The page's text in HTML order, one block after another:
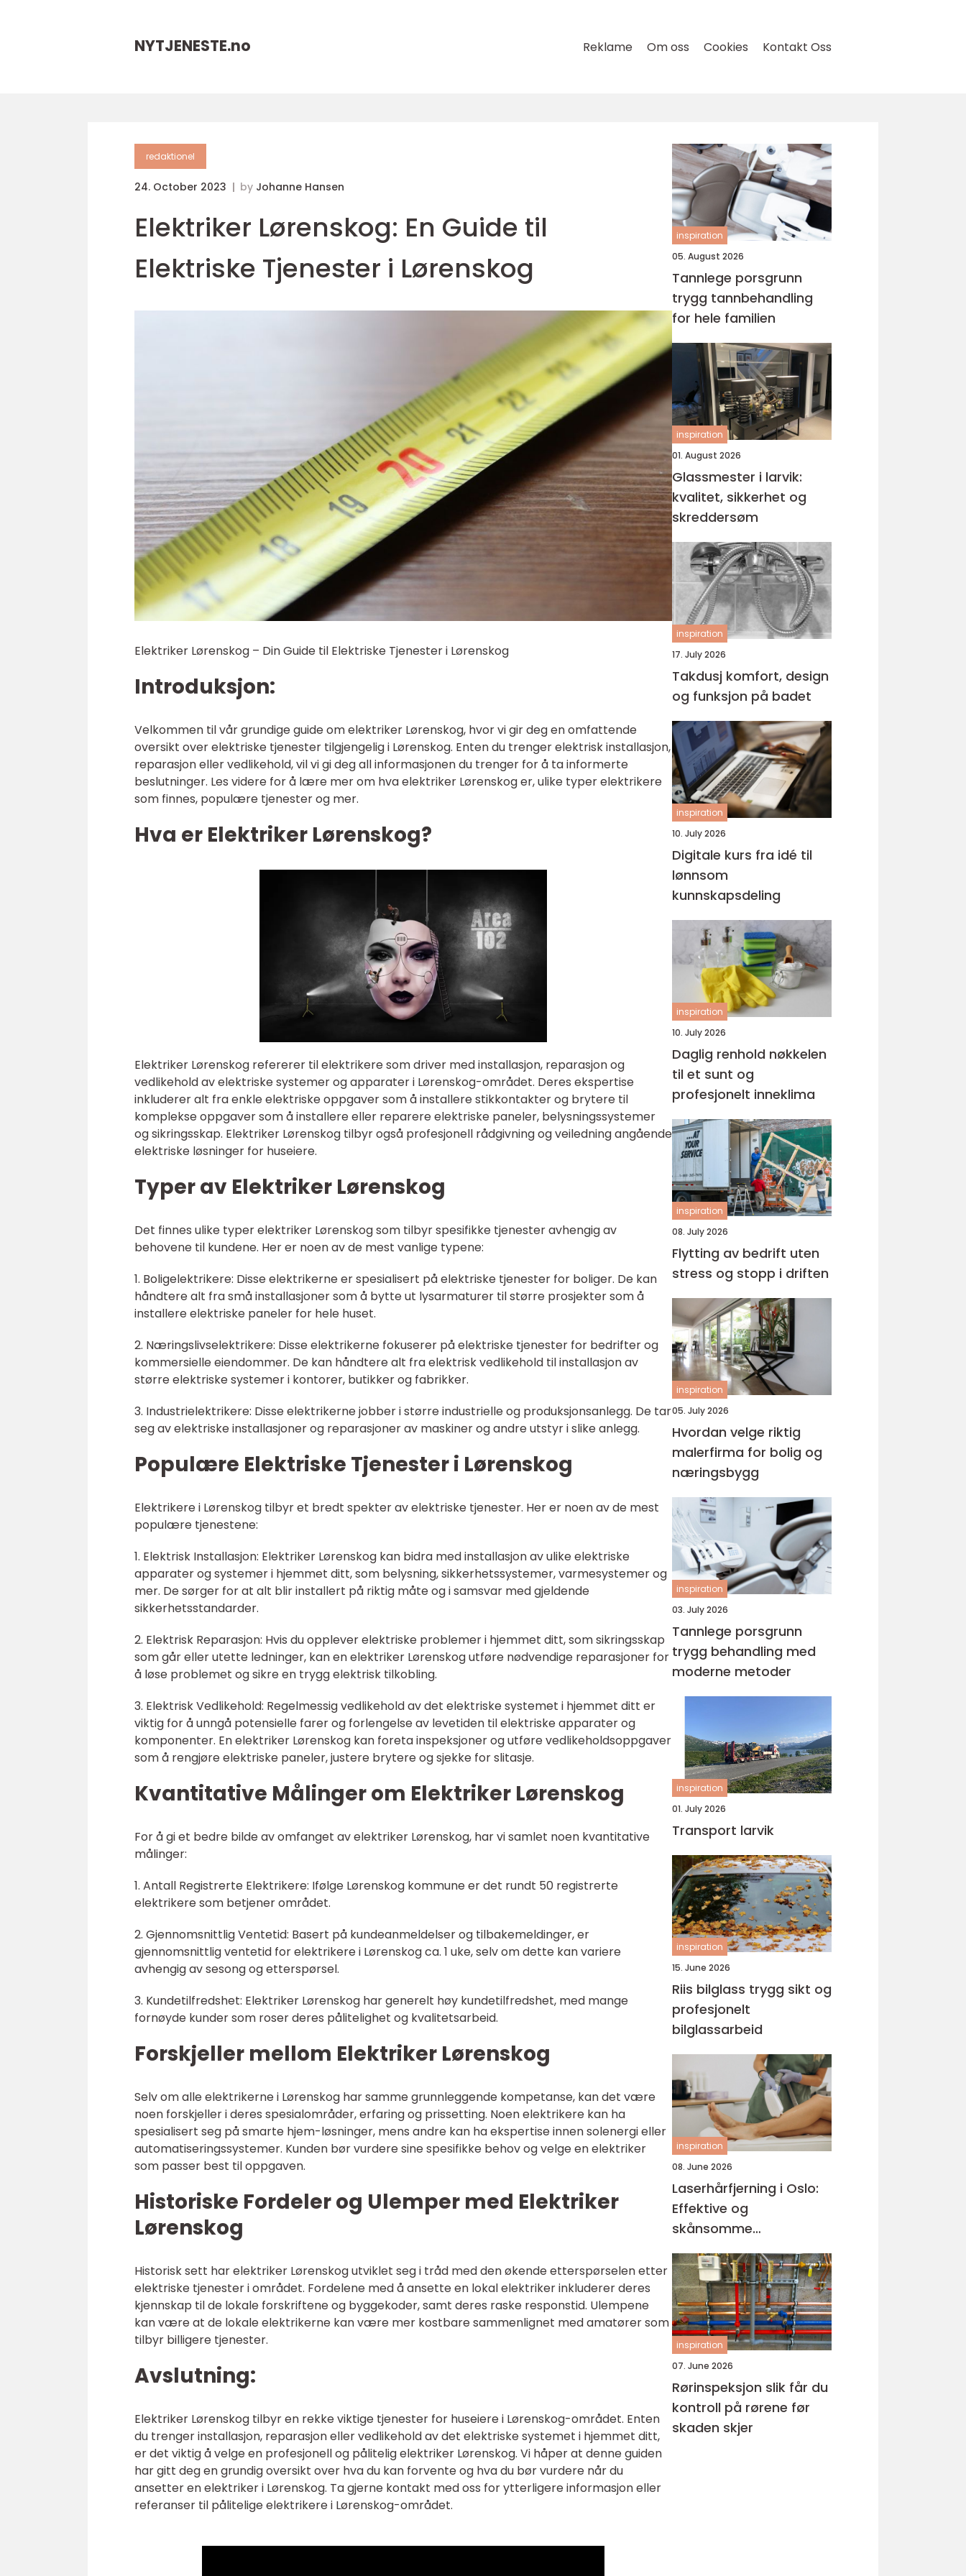
NYTJENESTE.no Reklame Om oss Cookies Kontakt Oss
redaktionel
24. October 2023 by Johanne Hansen
Elektriker Lørenskog: En Guide til
Elektriske Tjenester i Lørenskog
Elektriker Lørenskog – Din Guide til Elektriske Tjenester i Lørenskog
Introduksjon:
Velkommen til vår grundige guide om elektriker Lørenskog, hvor vi gir deg en omfattende
oversikt over elektriske tjenester tilgjengelig i Lørenskog. Enten du trenger elektrisk installasjon,
reparasjon eller vedlikehold, vil vi gi deg all informasjonen du trenger for å ta informerte
beslutninger. Les videre for å lære mer om hva elektriker Lørenskog er, ulike typer elektrikere
som finnes, populære tjenester og mer.
Hva er Elektriker Lørenskog?
Elektriker Lørenskog refererer til elektrikere som driver med installasjon, reparasjon og
vedlikehold av elektriske systemer og apparater i Lørenskog-området. Deres ekspertise
inkluderer alt fra enkle elektriske oppgaver som å installere stikkontakter og brytere til
komplekse oppgaver som å installere eller reparere elektriske paneler, belysningssystemer
og sikringsskap. Elektriker Lørenskog tilbyr også profesjonell rådgivning og veiledning angående
elektriske løsninger for huseiere.
Typer av Elektriker Lørenskog
Det finnes ulike typer elektriker Lørenskog som tilbyr spesifikke tjenester avhengig av
behovene til kundene. Her er noen av de mest vanlige typene:
1. Boligelektrikere: Disse elektrikerne er spesialisert på elektriske tjenester for boliger. De kan
håndtere alt fra små installasjoner som å bytte ut lysarmaturer til større prosjekter som å
installere elektriske paneler for hele huset.
2. Næringslivselektrikere: Disse elektrikerne fokuserer på elektriske tjenester for bedrifter og
kommersielle eiendommer. De kan håndtere alt fra elektrisk vedlikehold til installasjon av
større elektriske systemer i kontorer, butikker og fabrikker.
3. Industrielektrikere: Disse elektrikerne jobber i større industrielle og produksjonsanlegg. De tar
seg av elektriske installasjoner og reparasjoner av maskiner og andre utstyr i slike anlegg.
Populære Elektriske Tjenester i Lørenskog
Elektrikere i Lørenskog tilbyr et bredt spekter av elektriske tjenester. Her er noen av de mest
populære tjenestene:
1. Elektrisk Installasjon: Elektriker Lørenskog kan bidra med installasjon av ulike elektriske
apparater og systemer i hjemmet ditt, som belysning, sikkerhetssystemer, varmesystemer og
mer. De sørger for at alt blir installert på riktig måte og i samsvar med gjeldende
sikkerhetsstandarder.
2. Elektrisk Reparasjon: Hvis du opplever elektriske problemer i hjemmet ditt, som sikringsskap
som går eller utette ledninger, kan en elektriker Lørenskog utføre nødvendige reparasjoner for
å løse problemet og sikre en trygg elektrisk tilkobling.
3. Elektrisk Vedlikehold: Regelmessig vedlikehold av det elektriske systemet i hjemmet ditt er
viktig for å unngå potensielle farer og forlengelse av levetiden til elektriske apparater og
komponenter. En elektriker Lørenskog kan foreta inspeksjoner og utføre vedlikeholdsoppgaver
som å rengjøre elektriske paneler, justere brytere og sjekke for slitasje.
Kvantitative Målinger om Elektriker Lørenskog
For å gi et bedre bilde av omfanget av elektriker Lørenskog, har vi samlet noen kvantitative
målinger:
1. Antall Registrerte Elektrikere: Ifølge Lørenskog kommune er det rundt 50 registrerte
elektrikere som betjener området.
2. Gjennomsnittlig Ventetid: Basert på kundeanmeldelser og tilbakemeldinger, er
gjennomsnittlig ventetid for elektrikere i Lørenskog ca. 1 uke, selv om dette kan variere
avhengig av sesong og etterspørsel.
3. Kundetilfredshet: Elektriker Lørenskog har generelt høy kundetilfredshet, med mange
fornøyde kunder som roser deres pålitelighet og kvalitetsarbeid.
Forskjeller mellom Elektriker Lørenskog
Selv om alle elektrikerne i Lørenskog har samme grunnleggende kompetanse, kan det være
noen forskjeller i deres spesialområder, erfaring og prissetting. Noen elektrikere kan ha
spesialisert seg på smarte hjem-løsninger, mens andre kan ha ekspertise innen solenergi eller
automatiseringssystemer. Kunden bør vurdere sine spesifikke behov og velge en elektriker
som passer best til oppgaven.
Historiske Fordeler og Ulemper med Elektriker
Lørenskog
Historisk sett har elektriker Lørenskog utviklet seg i tråd med den økende etterspørselen etter
elektriske tjenester i området. Fordelene med å ansette en lokal elektriker inkluderer deres
kjennskap til de lokale forskriftene og byggekoder, samt deres raske responstid. Ulempene
kan være at de lokale elektrikerne kan være mer kostbare sammenlignet med amatører som
tilbyr billigere tjenester.
Avslutning:
Elektriker Lørenskog tilbyr en rekke viktige tjenester for huseiere i Lørenskog-området. Enten
du trenger installasjon, reparasjon eller vedlikehold av det elektriske systemet i hjemmet ditt,
er det viktig å velge en profesjonell og pålitelig elektriker Lørenskog. Vi håper at denne guiden
har gitt deg en grundig oversikt over hva du kan forvente og hva du bør vurdere når du
ansetter en elektriker i Lørenskog. Ta gjerne kontakt med oss for ytterligere informasjon eller
referanser til pålitelige elektrikere i Lørenskog-området.
inspiration
05. August 2026
Tannlege porsgrunn
trygg tannbehandling
for hele familien
inspiration
01. August 2026
Glassmester i larvik:
kvalitet, sikkerhet og
skreddersøm
inspiration
17. July 2026
Takdusj komfort, design
og funksjon på badet
inspiration
10. July 2026
Digitale kurs fra idé til
lønnsom
kunnskapsdeling
inspiration
10. July 2026
Daglig renhold nøkkelen
til et sunt og
profesjonelt inneklima
inspiration
08. July 2026
Flytting av bedrift uten
stress og stopp i driften
inspiration
05. July 2026
Hvordan velge riktig
malerfirma for bolig og
næringsbygg
inspiration
03. July 2026
Tannlege porsgrunn
trygg behandling med
moderne metoder
inspiration
01. July 2026
Transport larvik
inspiration
15. June 2026
Riis bilglass trygg sikt og
profesjonelt
bilglassarbeid
inspiration
08. June 2026
Laserhårfjerning i Oslo:
Effektive og
skånsomme
behandlinger for glatt
hud
inspiration
07. June 2026
Rørinspeksjon slik får du
kontroll på rørene før
skaden skjer